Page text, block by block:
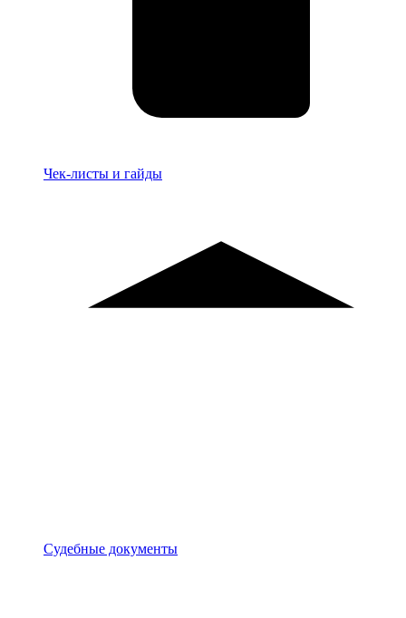
Материалы
Чек-листы и гайды
Документы
Судебные документы